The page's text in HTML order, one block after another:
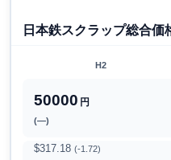
日本鉄スクラップ総合価
H2
50000 円
(―)
$317.18 (-1.72)